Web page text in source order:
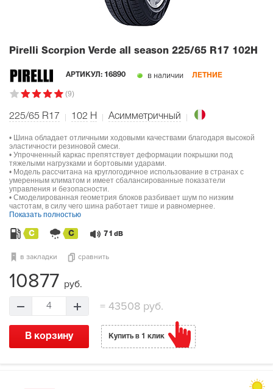
Pirelli Scorpion Verde all season 225/65 R17 102H
АРТИКУЛ: 16890 в наличии ЛЕТНИЕ
(9)
225/65 R17 102 H Асимметричный
• Шина обладает отличными ходовыми качествами благодаря высокой
эластичности резиновой смеси.
• Упрочненный каркас препятствует деформации покрышки под
тяжелыми нагрузками и бортовыми ударами.
• Модель рассчитана на круглогодичное использование в странах с
умеренным климатом и имеет сбалансированные показатели
управления и безопасности.
• Смоделированная геометрия блоков разбивает шум по низким
частотам, в силу чего шина работает тише и равномернее.
Показать полностью
C C 71 dB
в закладки сравнить
10877 руб.
4 =43508 руб.
В корзину Купить в 1 клик